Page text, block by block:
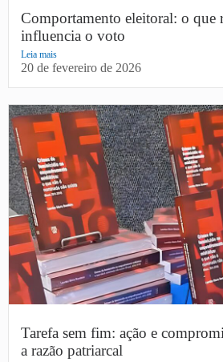
Comportamento eleitoral: o que
influencia o voto
Leia mais
20 de fevereiro de 2026
Tarefa sem fim: ação e
a razão patriarcal